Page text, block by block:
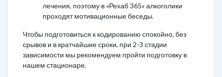
лечения, поэтому в «Рехаб 365» алкоголики
проходят мотивационные беседы.
Чтобы подготовиться к кодированию спокойно, без
срывов и в кратчайшие сроки, при 2-3 стадии
зависимости мы рекомендуем пройти подготовку в
нашем стационаре.